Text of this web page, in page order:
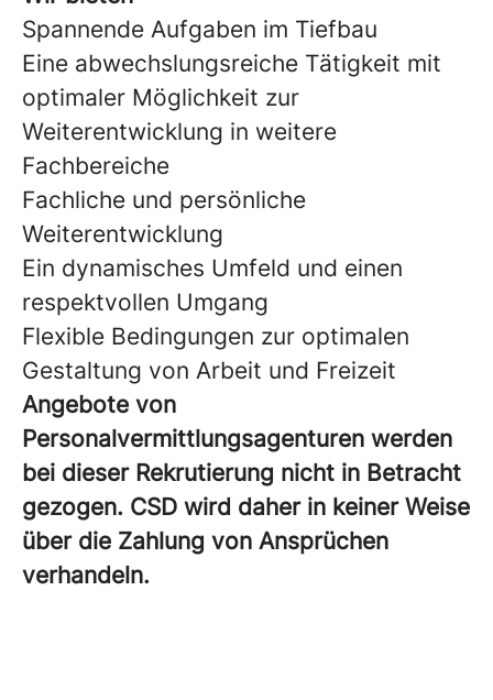
Spannende Aufgaben im Tiefbau
Eine abwechslungsreiche Tätigkeit mit
optimaler Möglichkeit zur
Weiterentwicklung in weitere
Fachbereiche
Fachliche und persönliche
Weiterentwicklung
Ein dynamisches Umfeld und einen
respektvollen Umgang
Flexible Bedingungen zur optimalen
Gestaltung von Arbeit und Freizeit
Angebote von
Personalvermittlungsagenturen werden
bei dieser Rekrutierung nicht in Betracht
gezogen. CSD wird daher in keiner Weise
über die Zahlung von Ansprüchen
verhandeln.